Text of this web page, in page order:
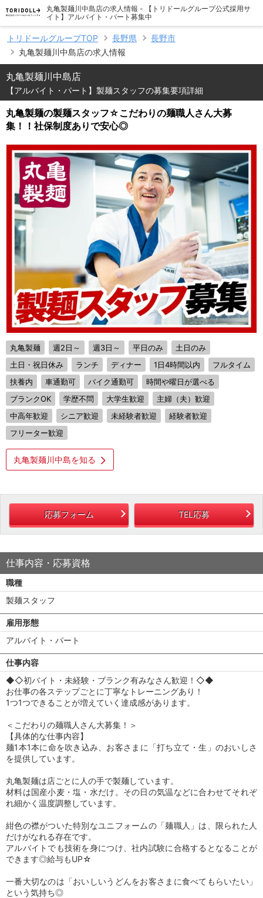
丸亀製麺川中島店の求人情報 - 【トリドールグループ公式採用サ
イト】アルバイト・パート募集中
トリドールグループTOP 長野県
長野市
丸亀製麺川中島店の求人情報
丸亀製麺川中島店
【アルバイト・パート】製麺スタッフの募集要項詳細
丸亀製麺の製麺スタッフ☆こだわりの麺職人さん大募
集！！社保制度ありで安心◎
丸亀製麺 週2日～ 週3日～ 平日のみ
土日のみ
土日・祝日休み
ランチ ディナー 1日4時間以内
フルタイム
扶養内
車通勤可 バイク通勤可
時間や曜日が選べる
ブランクOK
学歴不問 大学生歓迎
主婦（夫）歓迎
中高年歓迎
シニア歓迎 未経験者歓迎
経験者歓迎
フリーター歓迎
丸亀製麺川中島を知る
応募フォーム TEL応募
仕事内容・応募資格
職種
製麺スタッフ
雇用形態
アルバイト・パート
仕事内容
◆◇初バイト・未経験・ブランク有みなさん歓迎！◇◆
お仕事の各ステップごとに丁寧なトレーニングあり！
1つ1つできることが増えていく達成感があります。
＜こだわりの麺職人さん大募集！＞
【具体的な仕事内容】
麺1本1本に命を吹き込み、お客さまに「打ち立て・生」のおいしさ
を提供しています。
丸亀製麺は店ごとに人の手で製麺しています。
材料は国産小麦・塩・水だけ。その日の気温などに合わせてそれぞ
れ細かく温度調整しています。
紺色の襟がついた特別なユニフォームの「麺職人」は、限られた人
だけがなれる存在です。
アルバイトでも技術を身につけ、社内試験に合格するとなることが
できます◎給与もUP☆
一番大切なのは「おいしいうどんをお客さまに食べてもらいたい」
という気持ち◎